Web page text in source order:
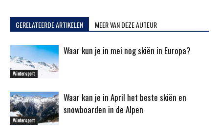
GERELATEERDE ARTIKELEN MEER VAN DEZE AUTEUR
Wintersport
Waar kun je in mei nog skiën in Europa?
Wintersport
Waar kan je in April het beste skiën en
snowboarden in de Alpen